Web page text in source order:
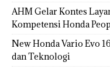
AHM Gelar Kontes
Kompetensi Honda
New Honda Vario Evo
dan Teknologi